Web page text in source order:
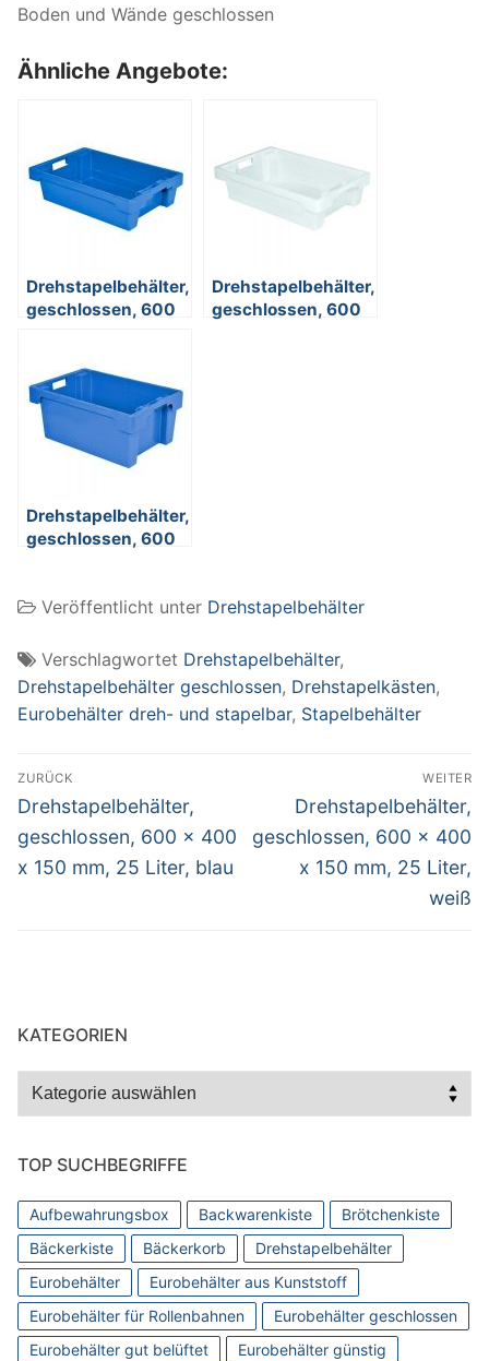
Boden und Wände geschlossen
Ähnliche Angebote:
Drehstapelbehälter,
geschlossen, 600
Drehstapelbehälter,
geschlossen, 600
Drehstapelbehälter,
geschlossen, 600
Veröffentlicht unter Drehstapelbehälter
Verschlagwortet Drehstapelbehälter,
Drehstapelbehälter geschlossen, Drehstapelkästen,
Eurobehälter dreh- und stapelbar, Stapelbehälter
Beitragsnavigation
ZURÜCK
Vorheriger
Beitrag:
Drehstapelbehälter,
geschlossen, 600 x 400
x 150 mm, 25 Liter, blau
WEITER
Nächster
Beitrag:
Drehstapelbehälter,
geschlossen, 600 x 400
x 150 mm, 25 Liter,
weiß
KATEGORIEN
Kategorien
TOP SUCHBEGRIFFE
Aufbewahrungsbox Backwarenkiste
Brötchenkiste
Bäckerkiste
Bäckerkorb
Drehstapelbehälter
Eurobehälter
Eurobehälter aus Kunststoff
Eurobehälter für Rollenbahnen
Eurobehälter geschlossen
Eurobehälter gut belüftet
Eurobehälter günstig